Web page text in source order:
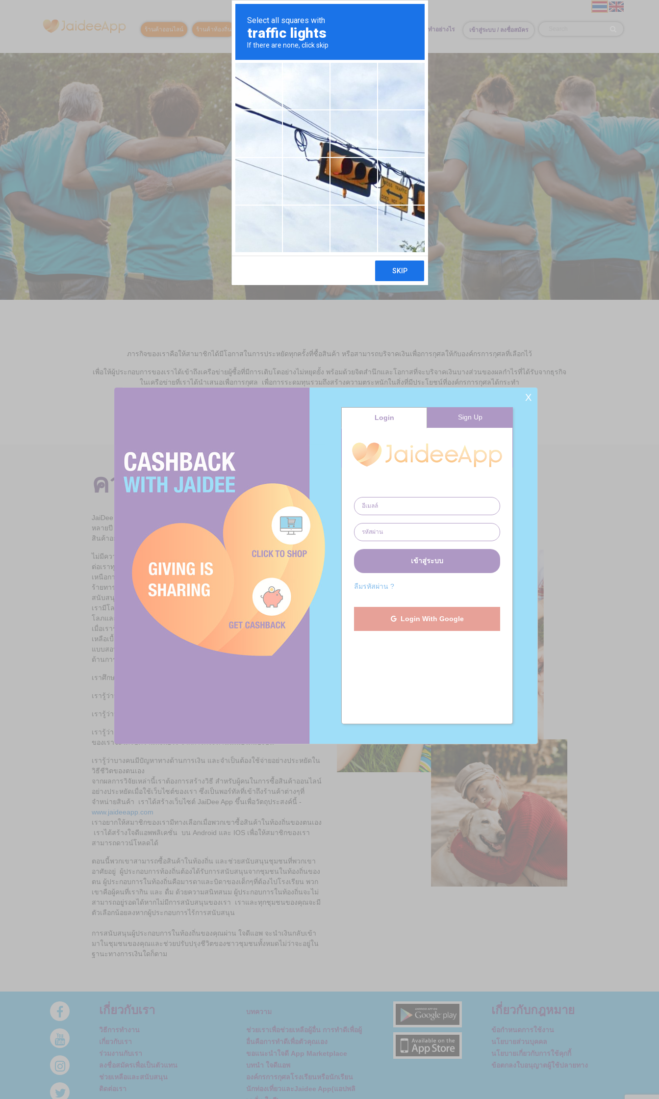
ร้านค้าออนไลน์ ร้านค้าท้องถิ่น ตลาดสินค้า วิธีการทำงาน ทำอย่างไร เข้าสู่ระบบ / ลงชื่อสมัคร
เกี่ยวกับเรา
ภารกิจของเราคือให้สามาชิกได้มีโอกาสในการประหยัดทุกครั้งที่ซื้อสินค้า หรือสามารถบริจาคเงินเพื่อการกุศลให้กับองค์กรการกุศลที่เลือกไว้
เพื่อให้ผู้ประกอบการของเราได้เข้าถึงเครือข่ายผู้ซื้อที่มีการเติบโตอย่างไม่หยุดยั้ง พร้อมด้วยจิตสำนึกและโอกาสที่จะบริจาคเงินบางส่วนของผลกำไรที่ได้รับจากธุรกิจ
ในเครือข่ายที่เราได้นำเสนอเพื่อการกุศล เพื่อการระดมทุนรวมถึงสร้างความตระหนักในสิ่งที่มีประโยชน์ที่องค์กรการกุศลได้กระทำ
ความเป็นมาของเรา
JaiDee App ได้รับการพัฒนาขึ้นจากประสบการณ์ด้านการตลาดเป็นเวลา
หลายปี เราเริ่มต้นด้วยภารกิจที่จะหาทางให้สมาชิกของเรา เข้าถึง การซื้อ
สินค้าอย่างประหยัด และการแบ่งปัน
ไม่มีความจำเป็นที่ชุมชนจะต้องรวมตัวกันและแก้ปัญหาสำคัญ ๆ ที่ส่งผลกระทบ
ต่อเราทุกคน เราเห็นเด็กที่ถูกทิ้งไว้ตามลำพังในสถานการณ์ที่อยู่อาศัย นอก
เหนือการควบคุมของพวกเขา เราเห็นสัตว์ที่ถูกทอดทิ้งหรือถูกปฏิบัติอย่างโหด
ร้ายทารุณ เรามองถึงความยากลำบากทางการเงินของผู้ใหญ่ และเด็กๆที่ไร้การ
สนับสนุนขั้นพื้นฐาน เราทุกคนต้องการพ่อแม่ หรือแม้กระทั่งลูกหลานของเรา
เรามีโลกที่มีสภาพแวดล้อม และระบบนิเวศน์ที่ต้องการ การปกป้องจากความ
โลภและการละเลยของมนุษย์
เมื่อเรารู้ลึกลงไป ก็เป็นเพียงแค่สิ่งที่เกี่ยวข้องกับทุกคน ความจำเป็นในการช่วย
เหลือเบื้องต้นสำหรับผู้ที่ไม่อยู่ในฐานะที่จะช่วยเหลือตัวเองได้ ผู้ตอบ
แบบสอบถาม ส่วนใหญ่จะตอบว่าถ้าพวกเขาอยู่ในฐานะที่จะช่วยเหลือผู้อื่นทาง
ด้านการเงินได้ พวกเขาจะทำ
เราศึกษาปัญหานี้จากทั่วโลกและหาแนวทางแก้ไข
เรารู้ว่าทุกคนซื้อสินค้า
เรารู้ว่าทุกคนต้องการประหยัดเงินในการซื้อสินค้า
เรารู้ว่าถ้าเราสามารถสร้างการบริจาค นอกเหนือจากการประหยัดแล้ว สมาชิก
ของเราจะได้รับความพึงพอใจ จากการกระทำนั้นเมื่อได้แบ่งปัน
เรารู้ว่าบางคนมีปัญหาทางด้านการเงิน และจำเป็นต้องใช้จ่ายอย่างประหยัดใน
วิธีชีวิตของตนเอง
จากผลการวิจัยเหล่านี้เราต้องการสร้างวิธี สำหรับผู้คนในการซื้อสินค้าออนไลน์
อย่างประหยัดเมื่อใช้เว็บไซต์ของเรา ซึ่งเป็นพอร์ทัลที่เข้าถึงร้านค้าต่างๆที่
จำหน่ายสินค้า เราได้สร้างเว็บไซต์ JaiDee App ขึ้นเพื่อวัตถุประสงค์นี้ -
www.jaideeapp.com
เราอยากให้สมาชิกของเรามีทางเลือกเมื่อพวกเขาซื้อสินค้าในท้องถิ่นของตนเอง
เราได้สร้างใจดีแอพพลิเคชั่น บน Android และ IOS เพื่อให้สมาชิกของเรา
สามารถดาวน์โหลดได้
ตอนนี้พวกเขาสามารถซื้อสินค้าในท้องถิ่น และช่วยสนับสนุนชุมชนที่พวกเขา
อาศัยอยู่ ผู้ประกอบการท้องถิ่นต้องได้รับการสนับสนุนจากชุมชนในท้องถิ่นของ
ตน ผู้ประกอบการในท้องถิ่นคือมารดาและบิดาของเด็กๆที่ต้องไปโรงเรียน พวก
เขาคือผู้คนที่เรากิน และ ดื่ม ด้วยความสนิทสนม ผู้ประกอบการในท้องถิ่นจะไม่
สามารถอยู่รอดได้หากไม่มีการสนับสนุนของเรา เราและทุกชุมชนของคุณจะมี
ตัวเลือกน้อยลงหากผู้ประกอบการไร้การสนับสนุน
การสนับสนุนผู้ประกอบการในท้องถิ่นของคุณผ่าน ใจดีแอพ จะนำเงินกลับเข้า
มาในชุมชนของคุณและช่วยปรับปรุงชีวิตของชาวชุมชนทั้งหมดไม่ว่าจะอยู่ใน
ฐานะทางการเงินใดก็ตาม
เกี่ยวกับเรา
วิธีการทำงาน
เกี่ยวกับเรา
ร่วมงานกับเรา
ลงชื่อสมัครเพื่อเป็นตัวแทน
ช่วยเหลือและสนับสนุน
ติดต่อเรา
บทความ
ช่วยเราเพื่อช่วยเหลือผู้อื่น การทำดีเพื่อผู้
อื่นคือการทำดีเพื่อตัวคุณเอง
ขอแนะนำใจดี App Marketplace
บทนำ ใจดีแอพ
องค์กรการกุศลโรงเรียนหรือนักเรียน
นักท่องเที่ยวและJaidee App(แอปพลิ
เกี่ยวกับกฎหมาย
ข้อกำหนดการใช้งาน
นโยบายส่วนบุคคล
นโยบายเกี่ยวกับการใช้คุกกี้
ข้อตกลงใบอนุญาตผู้ใช้ปลายทาง
X
Login Sign Up
เข้าสู่ระบบ
ลืมรหัสผ่าน ?
Login With Google